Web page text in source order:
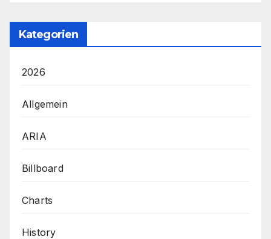
Kategorien
2026
Allgemein
ARIA
Billboard
Charts
History